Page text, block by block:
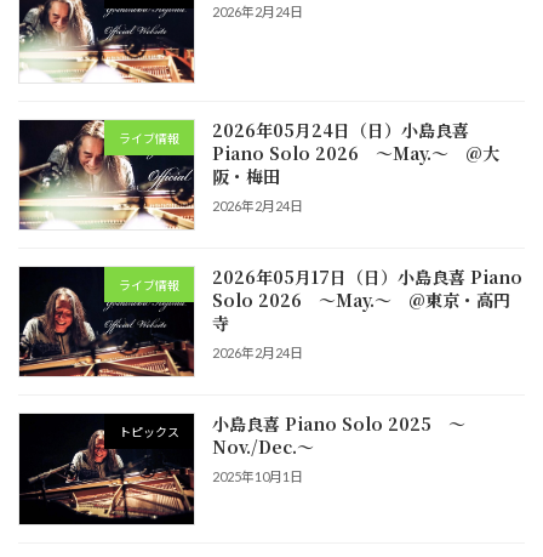
2026年2月24日
ライブ情報
2026年05月24日（日）小島良喜
Piano Solo 2026 ～May.～ @大
阪・梅田
2026年2月24日
ライブ情報
2026年05月17日（日）小島良喜 Piano
Solo 2026 ～May.～ @東京・高円
寺
2026年2月24日
トピックス
小島良喜 Piano Solo 2025 ～
Nov./Dec.～
2025年10月1日